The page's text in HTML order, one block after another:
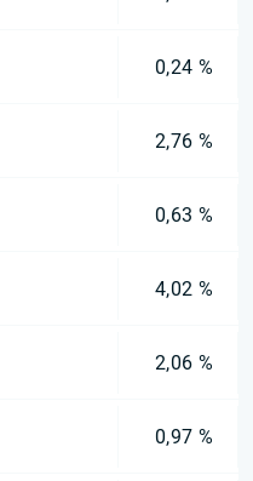
0,24 %
2,76 %
0,63 %
4,02 %
2,06 %
0,97 %